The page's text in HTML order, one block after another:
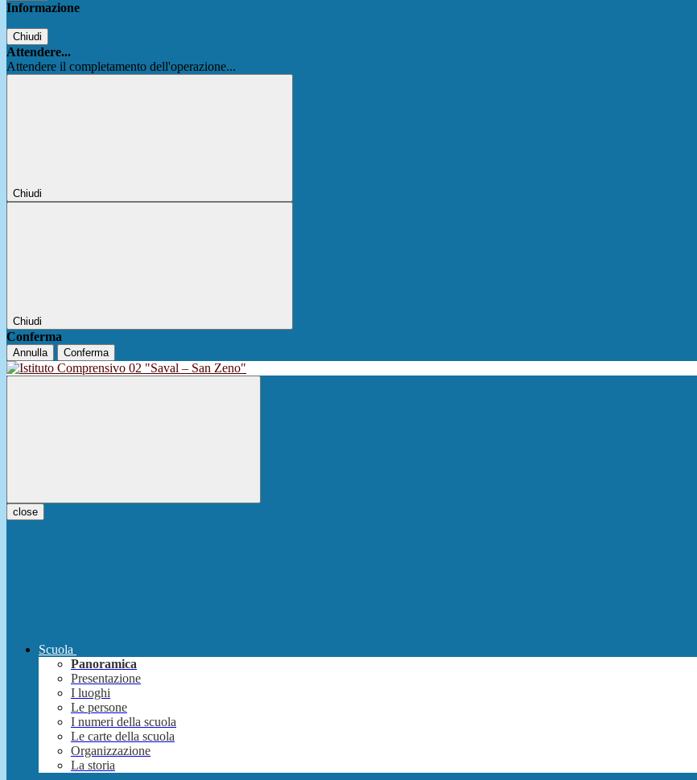
Informazione
Chiudi
Attendere...
Attendere il completamento dell'operazione...
Chiudi
Chiudi
Conferma
Annulla Conferma
close
Scuola
Panoramica
Presentazione
I luoghi
Le persone
I numeri della scuola
Le carte della scuola
Organizzazione
La storia